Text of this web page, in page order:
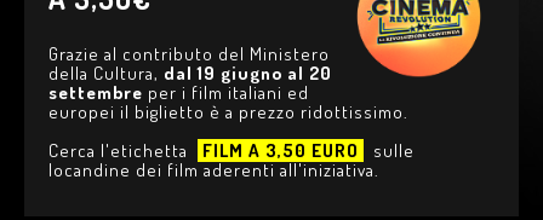
Grazie al contributo del Ministero
della Cultura, dal 19 giugno al 20
settembre per i film italiani ed
europei il biglietto è a prezzo ridottissimo.
Cerca l'etichetta
FILM A 3,50 EURO
sulle
locandine dei film aderenti all'iniziativa.